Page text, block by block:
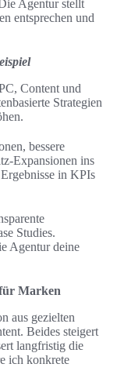
Agentur stellt
entsprechen und
Content und
Strategien
bessere
Expansionen ins
in KPIs
Studies.
Agentur deine
Marken
aus gezielten
Beides steigert
langfristig die
ich konkrete